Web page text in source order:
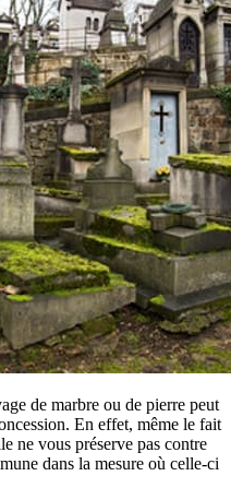
de marbre ou de pierre peut
En effet, même le fait
ne vous préserve pas contre
dans la mesure où celle-ci